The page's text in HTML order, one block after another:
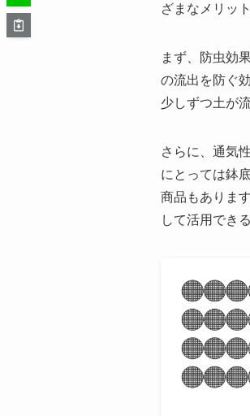
ざまなメリッ
まず、防虫効
の流出を防ぐ
少しずつ土が
さらに、通気
にとっては鉢
商品もありま
して活用でき